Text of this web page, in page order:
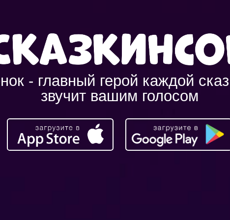
главный герой каждой сказки,
звучит вашим голосом